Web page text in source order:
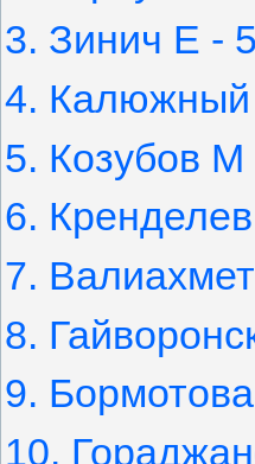
3. Зинич Е -
4. Калюжный
5. Козубов М
6.
7.
8.
9.
10.